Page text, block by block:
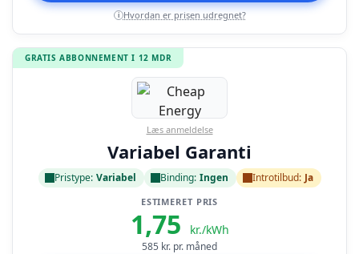
i Hvordan er prisen udregnet?
GRATIS ABBONNEMENT I 12 MDR
Læs anmeldelse
Variabel Garanti
Pristype: Variabel Binding: Ingen Introtilbud: Ja
ESTIMERET PRIS
1,75 kr./kWh
585 kr. pr. måned